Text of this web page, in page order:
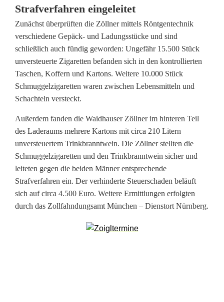
c
h
m
u
g
g
e
l
f
a
h
Strafverfahren eingeleitet
Zunächst überprüften die Zöllner mittels Röntgentechnik
verschiedene Gepäck- und Ladungsstücke und sind
schließlich auch fündig geworden: Ungefähr 15.500 Stück
unversteuerte Zigaretten befanden sich in den kontrollierten
Taschen, Koffern und Kartons. Weitere 10.000 Stück
Schmuggelzigaretten waren zwischen Lebensmitteln und
Schachteln versteckt.
Außerdem fanden die Waidhauser Zöllner im hinteren Teil
des Laderaums mehrere Kartons mit circa 210 Litern
unversteuertem Trinkbranntwein. Die Zöllner stellten die
Schmuggelzigaretten und den Trinkbranntwein sicher und
leiteten gegen die beiden Männer entsprechende
Strafverfahren ein. Der verhinderte Steuerschaden beläuft
sich auf circa 4.500 Euro. Weitere Ermittlungen erfolgten
durch das Zollfahndungsamt München – Dienstort Nürnberg.